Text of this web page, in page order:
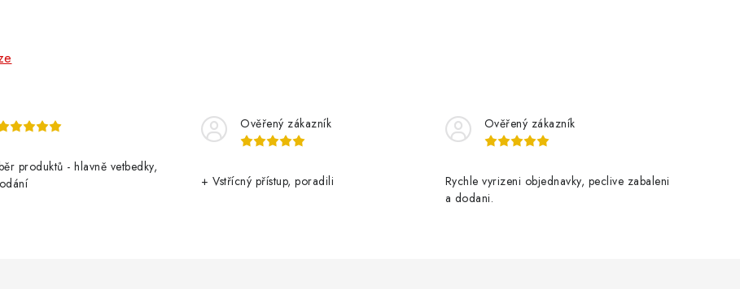
produktů - hlavně vetbedky,
Ověřený zákazník
+ Vstřícný přístup, poradili
Ověřený zákazník
Rychle vyrizeni objednavky, peclive zabaleni
a dodani.